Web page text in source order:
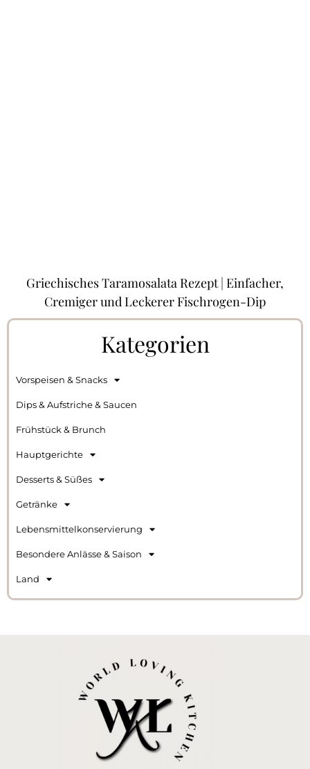
Griechisches Taramosalata Rezept | Einfacher,
Cremiger und Leckerer Fischrogen-Dip
Kategorien
Vorspeisen & Snacks
Dips & Aufstriche & Saucen
Frühstück & Brunch
Hauptgerichte
Desserts & Süßes
Getränke
Lebensmittelkonservierung
Besondere Anlässe & Saison
Land